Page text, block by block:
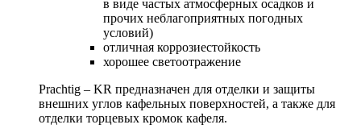
в виде частых атмосферных осадков и
прочих неблагоприятных погодных
условий)
отличная коррозиестойкость
хорошее светоотражение
Prachtig – KR предназначен для отделки и защиты
внешних углов кафельных поверхностей, а также для
отделки торцевых кромок кафеля.